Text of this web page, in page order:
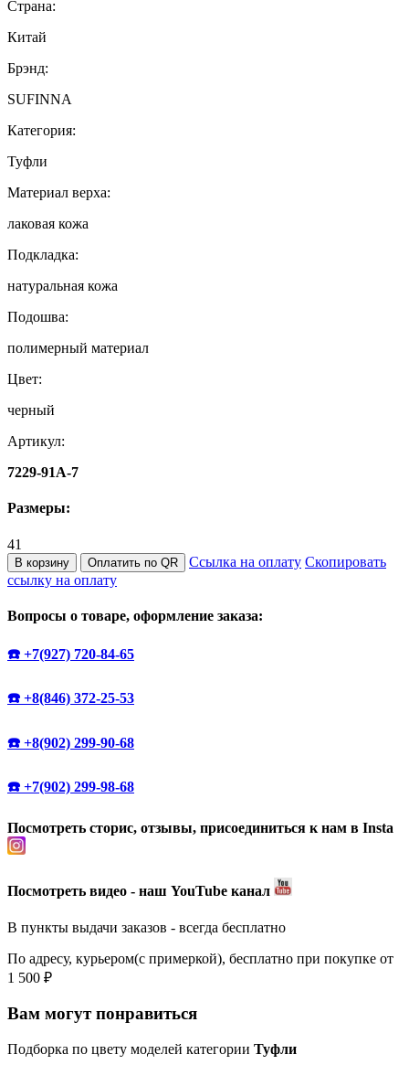
Страна:
Китай
Брэнд:
SUFINNA
Категория:
Туфли
Материал верха:
лаковая кожа
Подкладка:
натуральная кожа
Подошва:
полимерный материал
Цвет:
черный
Артикул:
7229-91A-7
Размеры:
41
В корзину Оплатить по QR Ссылка на оплату Скопировать
ссылку на оплату
Вопросы о товаре, оформление заказа:
☎️ +7(927) 720-84-65
☎️ +8(846) 372-25-53
☎️ +8(902) 299-90-68
☎️ +7(902) 299-98-68
Посмотреть сторис, отзывы, присоединиться к нам в Insta
Посмотреть видео - наш YouTube канал
В пункты выдачи заказов - всегда бесплатно
По адресу, курьером(с примеркой), бесплатно при покупке от
1 500 ₽
Вам могут понравиться
Подборка по цвету моделей категории Туфли